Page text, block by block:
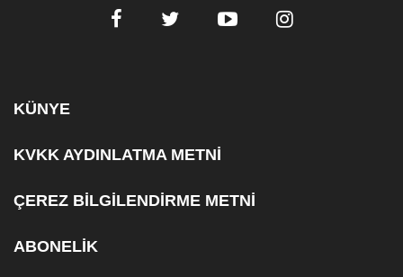
KÜNYE
KVKK AYDINLATMA METNİ
ÇEREZ BİLGİLENDİRME METNİ
ABONELİK